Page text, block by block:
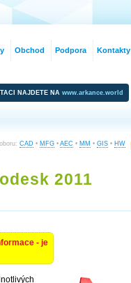
NAJDETE NA www.arkance.world
CAD • MFG • AEC • MM • GIS • HW
2011
- je
Obchod Podpora Kontakty